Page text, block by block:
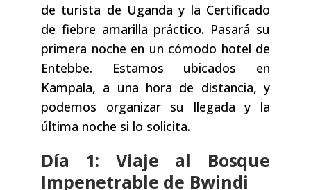
de turista de Uganda y la Certificado
de fiebre amarilla práctico. Pasará su
primera noche en un cómodo hotel de
Entebbe. Estamos ubicados en
Kampala, a una hora de distancia, y
podemos organizar su llegada y la
última noche si lo solicita.
Día 1: Viaje al Bosque
Impenetrable de Bwindi